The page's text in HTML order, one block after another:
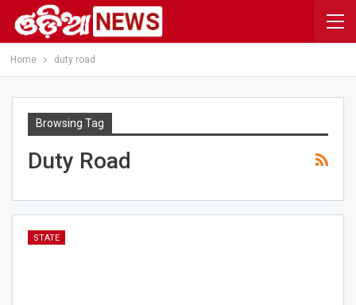
Home duty road
Browsing Tag
Duty Road
STATE